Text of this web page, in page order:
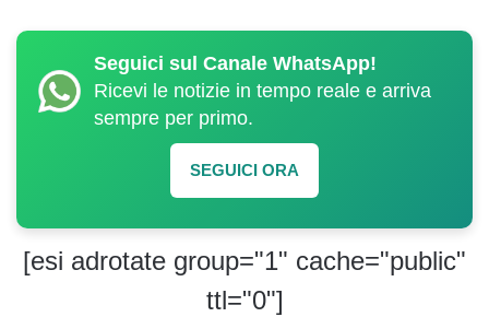
Seguici sul Canale WhatsApp!
Ricevi le notizie in tempo reale e arriva
sempre per primo.
SEGUICI ORA
[esi adrotate group="1" cache="public"
ttl="0"]